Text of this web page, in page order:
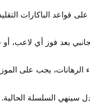
قواعد الباكارات
بعد فوز أي لاعب،
الرهانات، يجب على
سينهي السلسلة الحالية.